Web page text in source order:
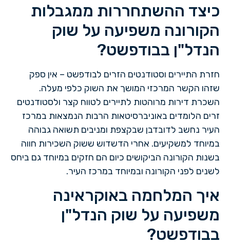
כיצד ההשתחררות ממגבלות
הקורונה משפיעה על שוק
הנדל"ן בבודפשט?
חזרת התיירים וסטודנטים הזרים לבודפשט – אין ספק
שזהו הקשר המרכזי המושך את השוק כלפי מעלה.
השכרת דירות מרוהטות לתיירים לטווח קצר ולסטודנטים
זרים הלומדים באוניברסיטאות הרבות הנמצאות במרכז
העיר נחשב לדובדבן שבקצפת ומניבים תשואה גבוהה
במיוחד למשקיעים. אחרי הדשדוש ששוק השכירות חווה
בשנות הקורונה הביקושים כיום הם חזקים במיוחד גם ביחס
לשנים לפני הקורונה ובמיוחד במרכז העיר.
איך המלחמה באוקראינה
משפיעה על שוק הנדל"ן
בבודפשט?